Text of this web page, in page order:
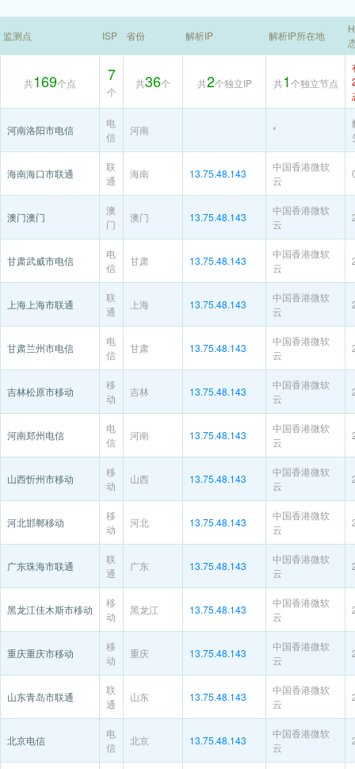
监测点 ISP 省份 解析IP 解析IP所在地
共169个点 7
个
共36个 共2个独立IP 共1个独立节点
河南洛阳市电信
电
信
河南 *
海南海口市联通
联
通
海南 13.75.48.143
中国香港微软
云
澳门澳门
澳
门
澳门 13.75.48.143
中国香港微软
云
甘肃武威市电信
电
信
甘肃 13.75.48.143
中国香港微软
云
上海上海市联通
联
通
上海 13.75.48.143
中国香港微软
云
甘肃兰州市电信
电
信
甘肃 13.75.48.143
中国香港微软
云
吉林松原市移动
移
动
吉林 13.75.48.143
中国香港微软
云
河南郑州电信
电
信
河南 13.75.48.143
中国香港微软
云
山西忻州市移动
移
动
山西 13.75.48.143
中国香港微软
云
河北邯郸移动
移
动
河北 13.75.48.143
中国香港微软
云
广东珠海市联通
联
通
广东 13.75.48.143
中国香港微软
云
黑龙江佳木斯市移动
移
动
黑龙江 13.75.48.143
中国香港微软
云
重庆重庆市移动
移
动
重庆 13.75.48.143
中国香港微软
云
山东青岛市联通
联
通
山东 13.75.48.143
中国香港微软
云
北京电信
电
信
北京 13.75.48.143
中国香港微软
云